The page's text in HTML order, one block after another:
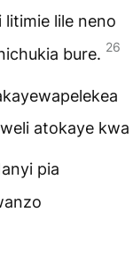
litimie lile neno
bure. 26
atokaye kwa
pia